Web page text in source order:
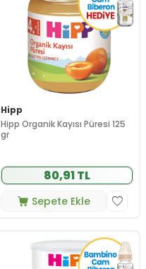
Hipp
Hipp Organik Kayısı Püresi 125
gr
80,91 TL
Sepete Ekle